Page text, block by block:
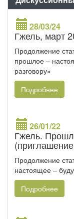
28/03/24
Гжель, март
Продолжение
прошлое –
разговору»
Подробнее
26/01/22
Гжель.
Продолжение
настоящее –
Подробнее